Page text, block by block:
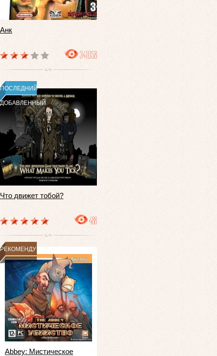
Анк
341058
ПОСЛЕДНИЙ
ДОБАВЛЕННЫЙ
Что движет тобой?
488
РЕКОМЕНДУЕМ
Abbey: Мистическое